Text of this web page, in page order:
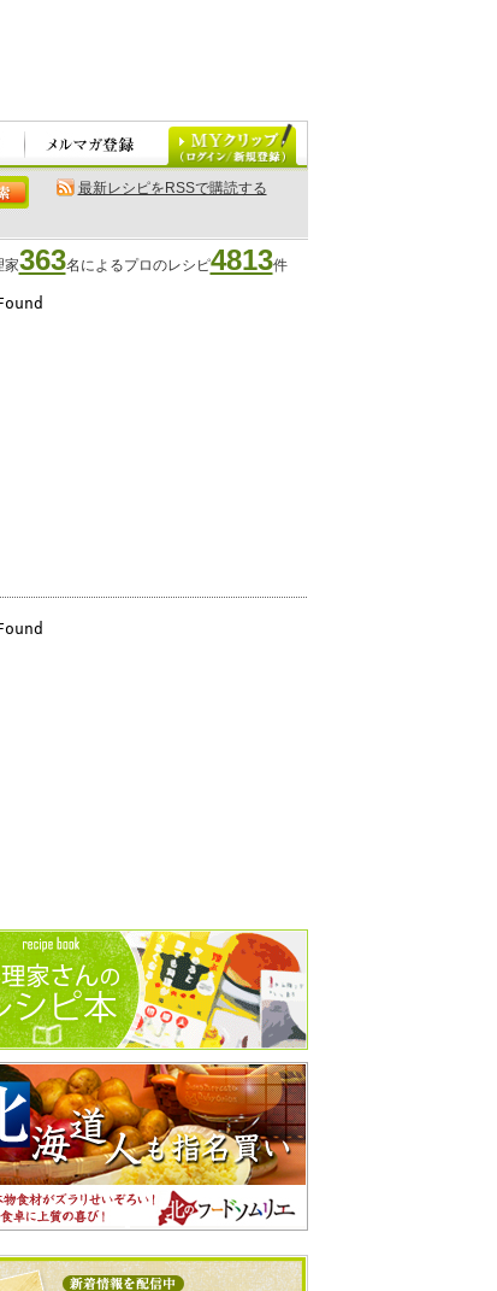
最新レシピをRSSで購読する
家363名によるプロのレシピ4813件